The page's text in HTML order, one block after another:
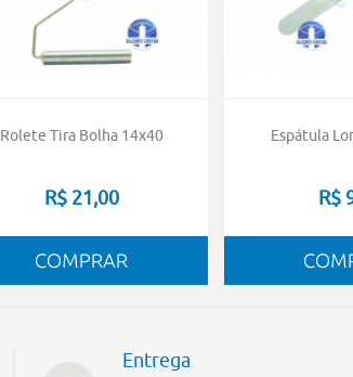
Rolete Tira Bolha 14x40
R$ 21,00
Espátula
R$
Entrega